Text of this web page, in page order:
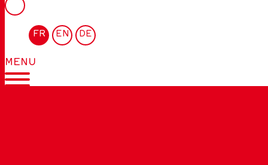
FR EN DE
MENU